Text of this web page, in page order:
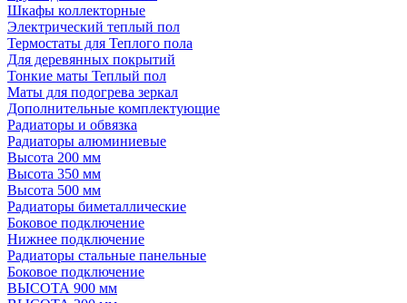
Шкафы коллекторные
Электрический теплый пол
Термостаты для Теплого пола
Для деревянных покрытий
Тонкие маты Теплый пол
Маты для подогрева зеркал
Дополнительные комплектующие
Радиаторы и обвязка
Радиаторы алюминиевые
Высота 200 мм
Высота 350 мм
Высота 500 мм
Радиаторы биметаллические
Боковое подключение
Нижнее подключение
Радиаторы стальные панельные
Боковое подключение
ВЫСОТА 900 мм